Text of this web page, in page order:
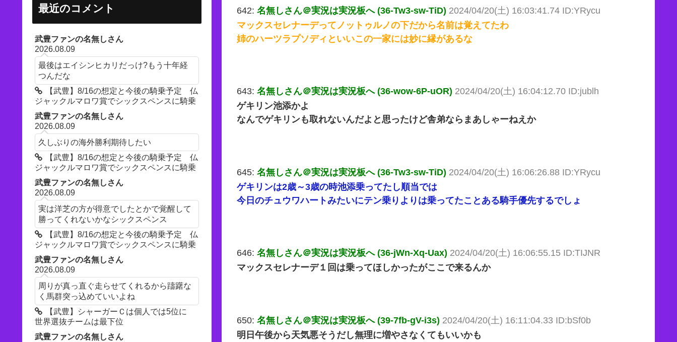
642: 名無しさん＠実況は実況板へ (36-Tw3-sw-TiD) 2024/04/20(土) 16:03:41.74 ID:YRycu
マックスセレナーデってノットゥルノの下だから名前は覚えてたわ
姉のハーツラプソディといいこの一家には妙に縁があるな
643: 名無しさん＠実況は実況板へ (36-wow-6P-uOR) 2024/04/20(土) 16:04:12.70 ID:jublh
ゲキリン池添かよ
なんでゲキリンも取れないんだよと思ったけど舎弟ならまあしゃーねえか
645: 名無しさん＠実況は実況板へ (36-Tw3-sw-TiD) 2024/04/20(土) 16:06:26.88 ID:YRycu
ゲキリンは2歳～3歳の時池添乗ってたし順当では
今日のチュウワハートみたいにテン乗りよりは乗ってたことある騎手優先するでしょ
646: 名無しさん＠実況は実況板へ (36-jWn-Xq-Uax) 2024/04/20(土) 16:06:55.15 ID:TIJNR
マックスセレナーデ１回は乗ってほしかったがここで来るんか
650: 名無しさん＠実況は実況板へ (39-7fb-gV-i3s) 2024/04/20(土) 16:11:04.33 ID:bSf0b
明日午後から天気悪そうだし無理に増やさなくてもいいかも
最近のコメント
武豊ファンの名無しさん
2026.08.09
最後はエイシンヒカリだっけ?もう十年経
つんだな
【武豊】8/16の想定と今後の騎乗予定 仏
ジャックルマロワ賞でシックスペンスに騎乗
武豊ファンの名無しさん
2026.08.09
久しぶりの海外勝利期待したい
【武豊】8/16の想定と今後の騎乗予定 仏
ジャックルマロワ賞でシックスペンスに騎乗
武豊ファンの名無しさん
2026.08.09
実は洋芝の方が得意でしたとかで覚醒して
勝ってくれないかなシックスペンス
【武豊】8/16の想定と今後の騎乗予定 仏
ジャックルマロワ賞でシックスペンスに騎乗
武豊ファンの名無しさん
2026.08.09
周りが真っ直ぐ走らせてくれるから躊躇な
く馬群突っ込めていいよね
【武豊】シャーガーＣは個人では5位に
世界選抜チームは最下位
武豊ファンの名無しさん